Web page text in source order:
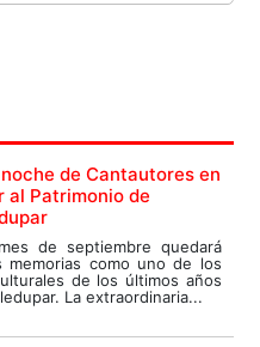
de Cantautores en
al Patrimonio de
de septiembre quedará
memorias como uno de los
de los últimos años
La extraordinaria...